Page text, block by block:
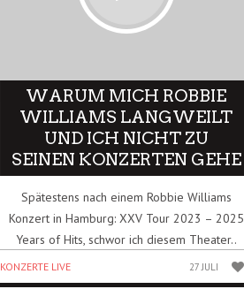
WARUM MICH ROBBIE
WILLIAMS LANGWEILT
UND ICH NICHT ZU
SEINEN KONZERTEN GEHE
Spätestens nach einem Robbie Williams
Konzert in Hamburg: XXV Tour 2023 – 2025
Years of Hits, schwor ich diesem Theater..
KONZERTE LIVE 27 JULI